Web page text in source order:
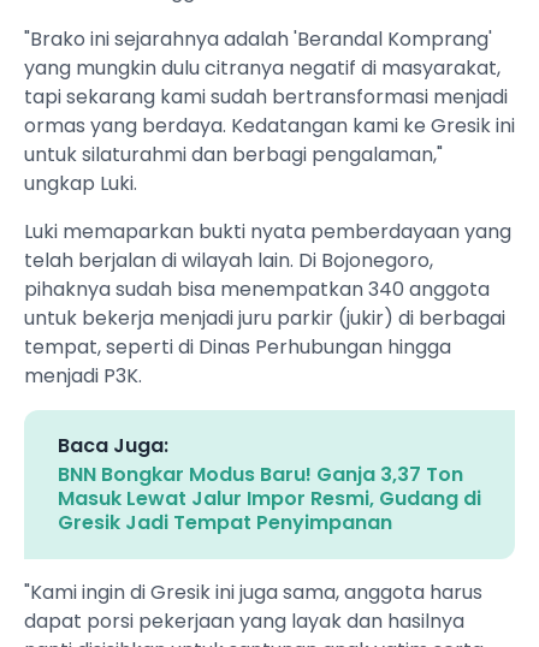
​"Brako ini sejarahnya adalah 'Berandal Komprang'
yang mungkin dulu citranya negatif di masyarakat,
tapi sekarang kami sudah bertransformasi menjadi
ormas yang berdaya. Kedatangan kami ke Gresik ini
untuk silaturahmi dan berbagi pengalaman,"
ungkap Luki.
​Luki memaparkan bukti nyata pemberdayaan yang
telah berjalan di wilayah lain. Di Bojonegoro,
pihaknya sudah bisa menempatkan 340 anggota
untuk bekerja menjadi juru parkir (jukir) di berbagai
tempat, seperti di Dinas Perhubungan hingga
menjadi P3K.
Baca Juga:
BNN Bongkar Modus Baru! Ganja 3,37 Ton
Masuk Lewat Jalur Impor Resmi, Gudang di
Gresik Jadi Tempat Penyimpanan
"Kami ingin di Gresik ini juga sama, anggota harus
dapat porsi pekerjaan yang layak dan hasilnya